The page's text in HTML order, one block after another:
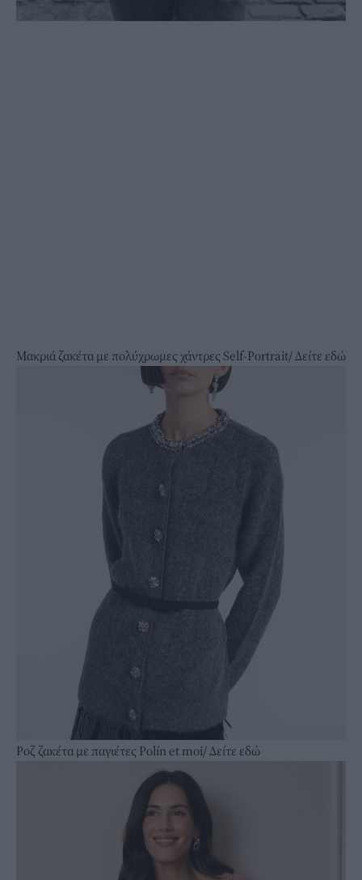
Μακριά ζακέτα με πολύχρωμες χάντρες Self-Portrait/Δείτε εδώ
Ροζ ζακέτα με παγιέτες Polín et moi/ Δείτε εδώ